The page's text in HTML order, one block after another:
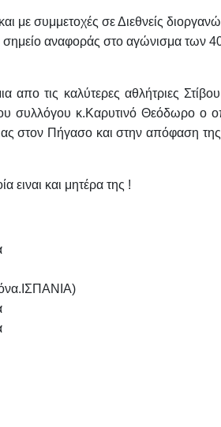
με συμμετοχές σε Διεθνείς
σημείο αναφοράς στο αγώνισμα των
απο τις καλύτερες αθλήτριες
συλλόγου κ.Καρυτινό Θεόδωρο ο
στον Πήγασο και στην απόφαση της
ειναι και μητέρα της !